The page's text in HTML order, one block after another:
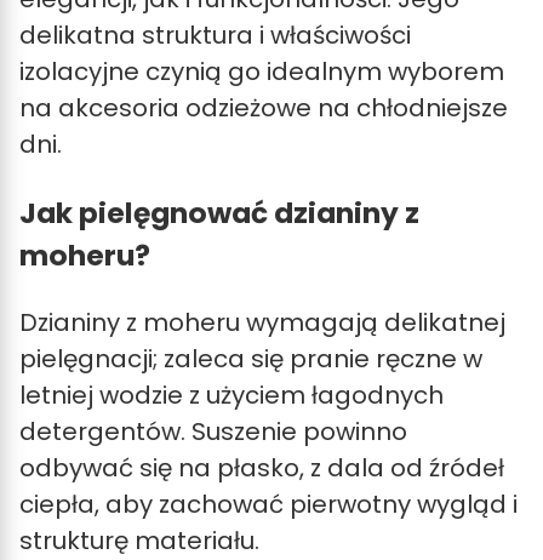
delikatna struktura i właściwości
izolacyjne czynią go idealnym wyborem
na akcesoria odzieżowe na chłodniejsze
dni.
Jak pielęgnować dzianiny z
moheru?
Dzianiny z moheru wymagają delikatnej
pielęgnacji; zaleca się pranie ręczne w
letniej wodzie z użyciem łagodnych
detergentów. Suszenie powinno
odbywać się na płasko, z dala od źródeł
ciepła, aby zachować pierwotny wygląd i
strukturę materiału.